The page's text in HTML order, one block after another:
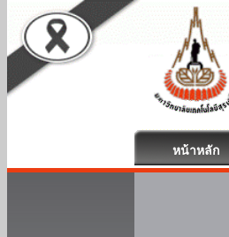
หน้าหลัก